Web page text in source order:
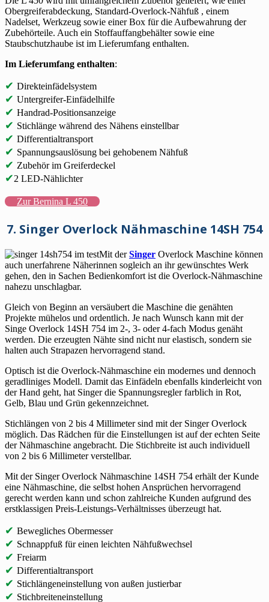
Obergreiferabdeckung, Standard-Overlock-Nähfuß , einem
Nadelset, Werkzeug sowie einer Box für die Aufbewahrung der
Zubehörteile. Auch ein Stoffauffangbehälter sowie eine
Staubschutzhaube ist im Lieferumfang enthalten.
Im Lieferumfang enthalten:
✔ Direkteinfädelsystem
✔ Untergreifer-Einfädelhilfe
✔ Handrad-Positionsanzeige
✔ Stichlänge während des Nähens einstellbar
✔ Differentialtransport
✔ Spannungsauslösung bei gehobenem Nähfuß
✔ Zubehör im Greiferdeckel
✔2 LED-Nählichter
Zur Bernina L 450
7. Singer Overlock Nähmaschine 14SH 754
Mit derSinger Overlock Maschine können
auch unerfahrene Näherinnen sogleich an ihr gewünschtes Werk
gehen, den in Sachen Bedienkomfort ist die Overlock-Nähmaschine
nahezu unschlagbar.
Gleich von Beginn an versäubert die Maschine die genähten
Projekte mühelos und ordentlich. Je nach Wunsch kann mit der
Singe Overlock 14SH 754 im 2-, 3- oder 4-fach Modus genäht
werden. Die erzeugten Nähte sind nicht nur elastisch, sondern sie
halten auch Strapazen hervorragend stand.
Optisch ist die Overlock-Nähmaschine ein modernes und dennoch
geradliniges Modell. Damit das Einfädeln ebenfalls kinderleicht von
der Hand geht, hat Singer die Spannungsregler farblich in Rot,
Gelb, Blau und Grün gekennzeichnet.
Stichlängen von 2 bis 4 Millimeter sind mit der Singer Overlock
möglich. Das Rädchen für die Einstellungen ist auf der echten Seite
der Nähmaschine angebracht. Die Stichbreite ist auch individuell
von 2 bis 6 Millimeter verstellbar.
Mit der Singer Overlock Nähmaschine 14SH 754 erhält der Kunde
eine Nähmaschine, die selbst hohen Ansprüchen hervorragend
gerecht werden kann und schon zahlreiche Kunden aufgrund des
erstklassigen Preis-Leistungs-Verhältnisses überzeugt hat.
✔ Bewegliches Obermesser
✔ Schnappfuß für einen leichten Nähfußwechsel
✔ Freiarm
✔ Differentialtransport
✔ Stichlängeneinstellung von außen justierbar
✔ Stichbreiteneinstellung